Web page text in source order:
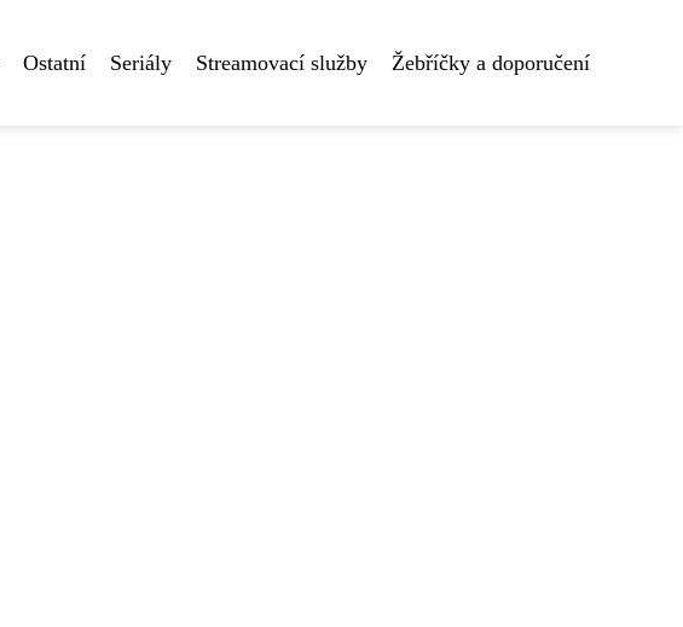
Ostatní Seriály Streamovací služby Žebříčky a doporučení